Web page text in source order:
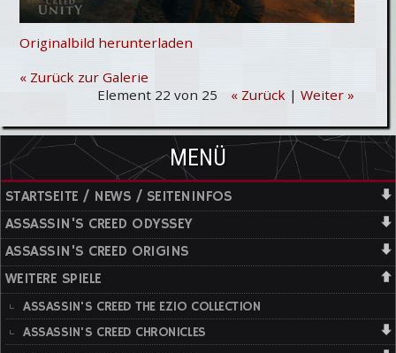
Originalbild herunterladen
« Zurück zur Galerie
Element 22 von 25
« Zurück| Weiter »
MENÜ
STARTSEITE / NEWS / SEITENINFOS
ASSASSIN'S CREED ODYSSEY
ASSASSIN'S CREED ORIGINS
WEITERE SPIELE
ASSASSIN'S CREED THE EZIO COLLECTION
ASSASSIN'S CREED CHRONICLES